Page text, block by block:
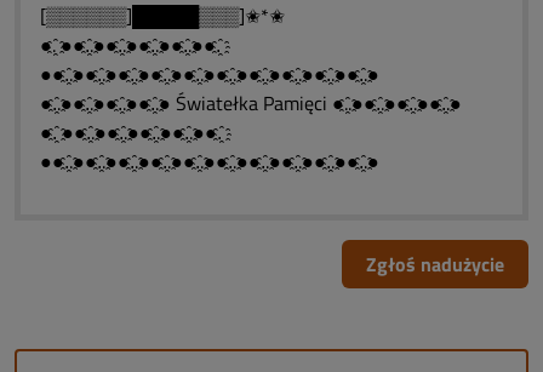
[▒▒▒▒▒▒]█████▒▒▒]✬*✬
●.҈ ●●.҈.●●.҈.●●.҈.●●.҈.●●.҈
●●.҈.●●.҈.●●.҈.●●.҈.●●.҈.●●.҈.●●.҈.●●.҈.●●.҈.●●.҈.●
●.҈.●●.҈.●●.҈.●●.҈.● Światełka Pamięci ●.҈.●●.҈.●●.҈.●●.҈.●
●.҈ ●●.҈.●●.҈.●●.҈.●●.҈.●●.҈
●●.҈.●●.҈.●●.҈.●●.҈.●●.҈.●●.҈.●●.҈.●●.҈.●●.҈.●●.҈.●
Zgłoś nadużycie